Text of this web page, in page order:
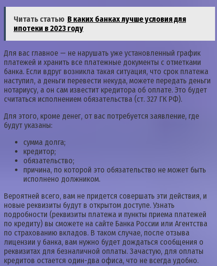
Читать статью В каких банках лучше условия для
ипотеки в 2023 году
Для вас главное — не нарушать уже установленный график
платежей и хранить все платежные документы с отметками
банка. Если вдруг возникла такая ситуация, что срок платежа
наступил, а деньги перевести некуда, можете передать деньги
нотариусу, а он сам известит кредитора об оплате. Это будет
считаться исполнением обязательства (ст. 327 ГК РФ).
Для этого, кроме денег, от вас потребуется заявление, где
будут указаны:
сумма долга;
кредитор;
обязательство;
причина, по которой это обязательство не может быть
исполнено должником.
Вероятней всего, вам не придется совершать эти действия, и
новые реквизиты будут в открытом доступе. Узнать
подробности (реквизиты платежа и пункты приема платежей
по кредиту) вы сможете на сайте Банка России или Агентства
по страхованию вкладов. В таком случае, после отзыва
лицензии у банка, вам нужно будет дождаться сообщения о
реквизитах для безналичной оплаты. Зачастую, для оплаты
кредитов остается один-два офиса, что не всегда удобно.